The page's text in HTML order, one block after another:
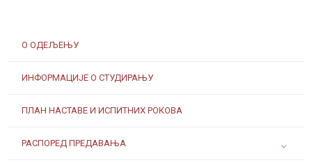
О ОДЕЉЕЊУ
ИНФОРМАЦИЈЕ О СТУДИРАЊУ
ПЛАН НАСТАВЕ И ИСПИТНИХ РОКОВА
РАСПОРЕД ПРЕДАВАЊА